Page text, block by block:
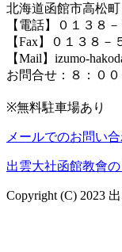
北海道函館市高松
【電話】０１３８
【Fax】０１３８－
【Mail】izumo-
お問合せ：８：０
※無料駐車場あり
メールでのお問い
出雲大社函館教會
Copyright (C) 2023